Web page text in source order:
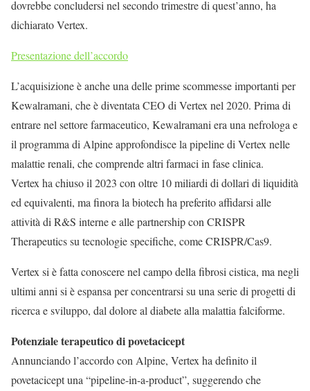
dovrebbe concludersi nel secondo trimestre di quest’anno, ha
dichiarato Vertex.
Presentazione dell’accordo
L’acquisizione è anche una delle prime scommesse importanti per
Kewalramani, che è diventata CEO di Vertex nel 2020. Prima di
entrare nel settore farmaceutico, Kewalramani era una nefrologa e
il programma di Alpine approfondisce la pipeline di Vertex nelle
malattie renali, che comprende altri farmaci in fase clinica.
Vertex ha chiuso il 2023 con oltre 10 miliardi di dollari di liquidità
ed equivalenti, ma finora la biotech ha preferito affidarsi alle
attività di R&S interne e alle partnership con CRISPR
Therapeutics su tecnologie specifiche, come CRISPR/Cas9.
Vertex si è fatta conoscere nel campo della fibrosi cistica, ma negli
ultimi anni si è espansa per concentrarsi su una serie di progetti di
ricerca e sviluppo, dal dolore al diabete alla malattia falciforme.
Potenziale terapeutico di povetacicept
Annunciando l’accordo con Alpine, Vertex ha definito il
povetacicept una “pipeline-in-a-product”, suggerendo che